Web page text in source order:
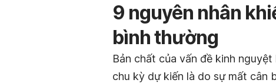
9 nguyên nhân
bình thường
Bản chất của vấn đề kinh
chu kỳ dự kiến là do sự mất cân